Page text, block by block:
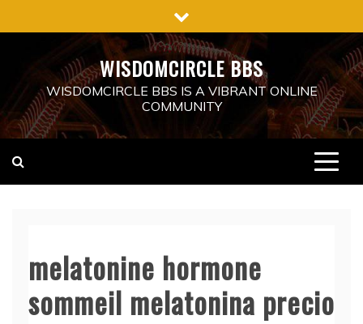
to
WISDOMCIRCLE BBS
WISDOMCIRCLE BBS IS A VIBRANT ONLINE
COMMUNITY
melatonine hormone
sommeil melatonina precio